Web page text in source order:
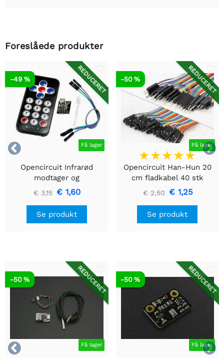
Foreslåede produkter


REDUCERET
På lager
-49 %
Opencircuit Infrarød
modtager og
fjernbetjeningssæt
€ 3,15 € 1,60
Se produkt
REDUCERET
På lager
-50 %
Opencircuit Han-Hun 20
cm fladkabel 40 stk
€ 2,50 € 1,25
Se produkt


REDUCERET
På lager
-50 % REDUCERET
På lager
-50 %